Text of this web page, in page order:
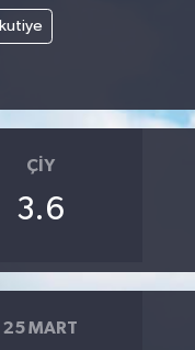
ÇIY
3.6
25 MART